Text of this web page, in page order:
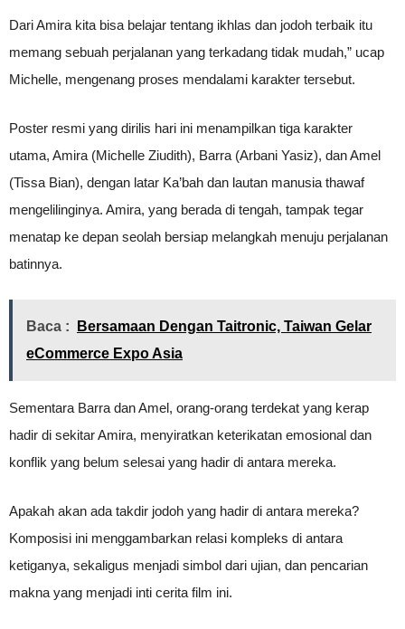
Dari Amira kita bisa belajar tentang ikhlas dan jodoh terbaik itu
memang sebuah perjalanan yang terkadang tidak mudah,” ucap
Michelle, mengenang proses mendalami karakter tersebut.
Poster resmi yang dirilis hari ini menampilkan tiga karakter
utama, Amira (Michelle Ziudith), Barra (Arbani Yasiz), dan Amel
(Tissa Bian), dengan latar Ka’bah dan lautan manusia thawaf
mengelilinginya. Amira, yang berada di tengah, tampak tegar
menatap ke depan seolah bersiap melangkah menuju perjalanan
batinnya.
Baca :
Bersamaan Dengan Taitronic, Taiwan Gelar
eCommerce Expo Asia
Sementara Barra dan Amel, orang-orang terdekat yang kerap
hadir di sekitar Amira, menyiratkan keterikatan emosional dan
konflik yang belum selesai yang hadir di antara mereka.
Apakah akan ada takdir jodoh yang hadir di antara mereka?
Komposisi ini menggambarkan relasi kompleks di antara
ketiganya, sekaligus menjadi simbol dari ujian, dan pencarian
makna yang menjadi inti cerita film ini.